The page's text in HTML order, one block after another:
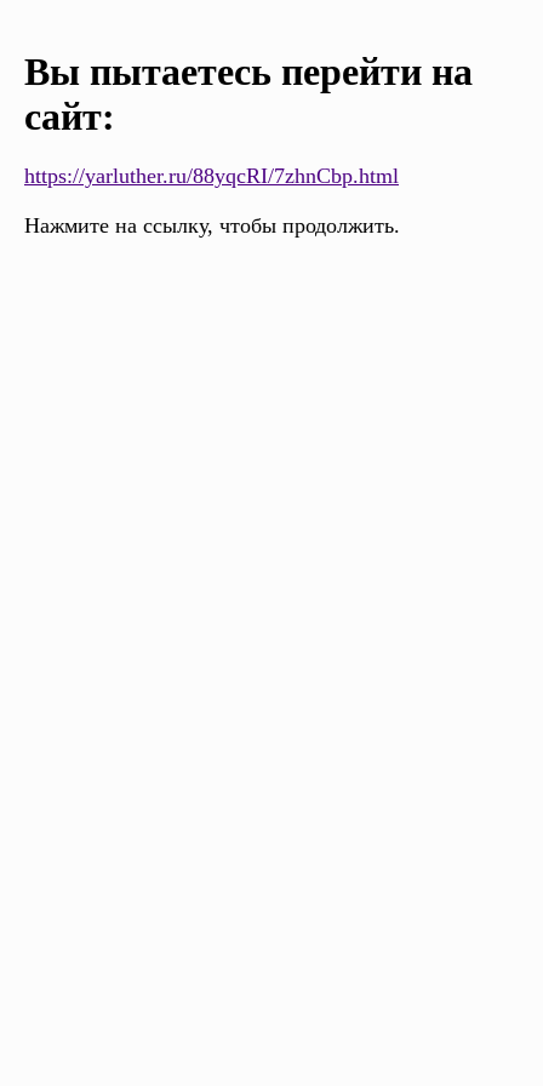
Вы пытаетесь перейти на
сайт:
https://yarluther.ru/88yqcRI/7zhnCbp.html
Нажмите на ссылку, чтобы продолжить.